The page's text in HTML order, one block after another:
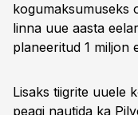
kogumaksumuseks
linna uue aasta
planeeritud 1 miljon
Lisaks tiigrite uuele
peagi nautida ka